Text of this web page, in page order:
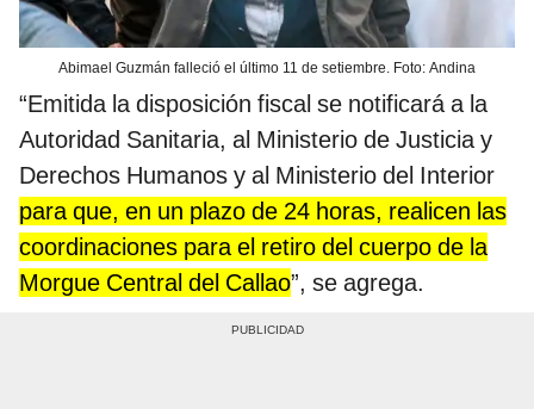
Abimael Guzmán falleció el último 11 de setiembre. Foto: Andina
“Emitida la disposición fiscal se notificará a la
Autoridad Sanitaria, al Ministerio de Justicia y
Derechos Humanos y al Ministerio del Interior
para que, en un plazo de 24 horas, realicen las
coordinaciones para el retiro del cuerpo de la
Morgue Central del Callao”, se agrega.